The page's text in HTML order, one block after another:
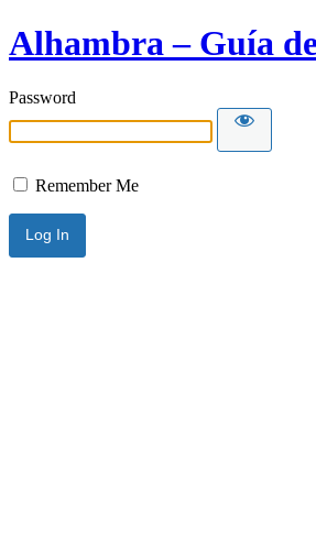
Alhambra – Guía
Password
Remember Me